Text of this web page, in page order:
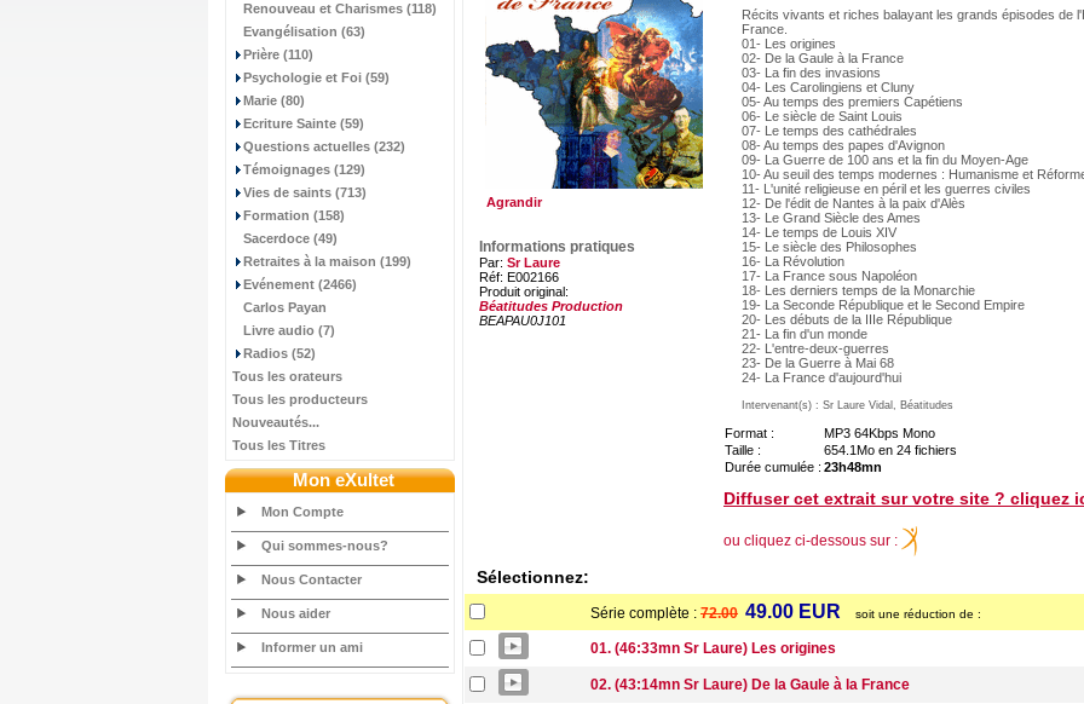
Renouveau et Charismes (118)
Evangélisation (63)
Prière (110)
Psychologie et Foi (59)
Marie (80)
Ecriture Sainte (59)
Questions actuelles (232)
Témoignages (129)
Vies de saints (713)
Formation (158)
Sacerdoce (49)
Retraites à la maison (199)
Evénement (2466)
Carlos Payan
Livre audio (7)
Radios (52)
Tous les orateurs
Tous les producteurs
Nouveautés...
Tous les Titres
Mon eXultet
Mon Compte
Qui sommes-nous?
Nous Contacter
Nous aider
Informer un ami
Agrandir
Informations pratiques
Par: Sr Laure
Réf: E002166
Produit original:
Béatitudes Production
BEAPAU0J101
Récits vivants et riches balayant les grands épisodes de
France.
01- Les origines
02- De la Gaule à la France
03- La fin des invasions
04- Les Carolingiens et Cluny
05- Au temps des premiers Capétiens
06- Le siècle de Saint Louis
07- Le temps des cathédrales
08- Au temps des papes d'Avignon
09- La Guerre de 100 ans et la fin du Moyen-Age
10- Au seuil des temps modernes : Humanisme et
11- L'unité religieuse en péril et les guerres civiles
12- De l'édit de Nantes à la paix d'Alès
13- Le Grand Siècle des Ames
14- Le temps de Louis XIV
15- Le siècle des Philosophes
16- La Révolution
17- La France sous Napoléon
18- Les derniers temps de la Monarchie
19- La Seconde République et le Second Empire
20- Les débuts de la IIIe République
21- La fin d'un monde
22- L'entre-deux-guerres
23- De la Guerre à Mai 68
24- La France d'aujourd'hui
Intervenant(s) : Sr Laure Vidal, Béatitudes
Format :
MP3 64Kbps Mono
Taille :
654.1Mo en 24 fichiers
Durée cumulée : 23h48mn
Diffuser cet extrait sur votre site ? cliquez
ou cliquez ci-dessous sur :
Sélectionnez:
Série complète : 72.00 49.00 EUR soit une réduction de :
01. (46:33mn Sr Laure) Les origines
02. (43:14mn Sr Laure) De la Gaule à la France